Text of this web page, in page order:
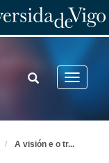
Toggle
TOGGLE
SEARCH
A visión e o tr...